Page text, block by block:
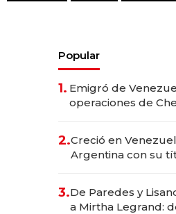
Popular
1. Emigró de
operaciones de
2.Creció en
Argentina con su
las marcas "fast
3.De Paredes y
a Mirtha Legrand: